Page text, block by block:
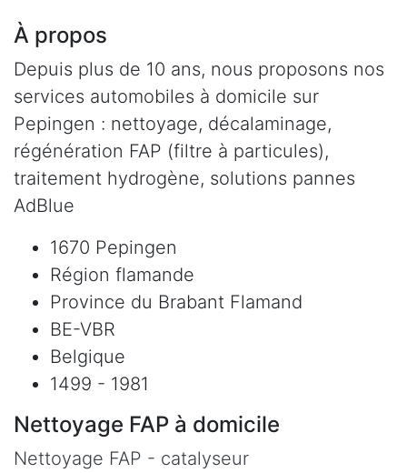
À propos
Depuis plus de 10 ans, nous proposons nos
services automobiles à domicile sur
Pepingen : nettoyage, décalaminage,
régénération FAP (filtre à particules),
traitement hydrogène, solutions pannes
AdBlue
1670 Pepingen
Région flamande
Province du Brabant Flamand
BE-VBR
Belgique
1499 - 1981
Nettoyage FAP à domicile
Nettoyage FAP - catalyseur